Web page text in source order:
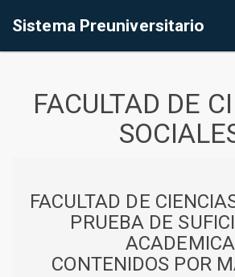
Sistema Preuniversitario
FACULTAD DE
FACULTAD DE
PRUEBA DE
ACADEMICA
CONTENIDOS POR